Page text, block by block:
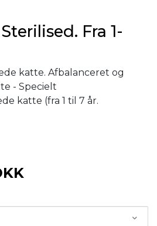
Fra 1-
katte. Afbalanceret og
- Specielt
katte (fra 1 til 7 år.